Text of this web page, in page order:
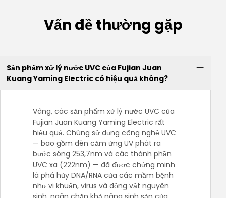
Vấn đề thường gặp
Sản phẩm xử lý nước UVC của Fujian Juan
Kuang Yaming Electric có hiệu quả không?
Vâng, các sản phẩm xử lý nước UVC của
Fujian Juan Kuang Yaming Electric rất
hiệu quả. Chúng sử dụng công nghệ UVC
— bao gồm đèn cảm ứng UV phát ra
bước sóng 253,7nm và các thành phần
UVC xa (222nm) — đã được chứng minh
là phá hủy DNA/RNA của các mầm bệnh
như vi khuẩn, virus và động vật nguyên